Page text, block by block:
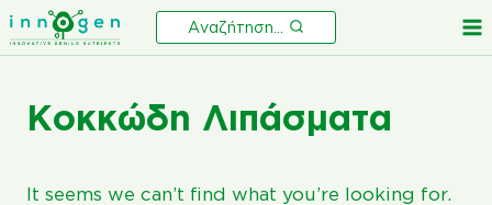
Skip
to
Αναζήτηση...
Κοκκώδη Λιπάσματα
It seems we can’t find what you’re looking for.